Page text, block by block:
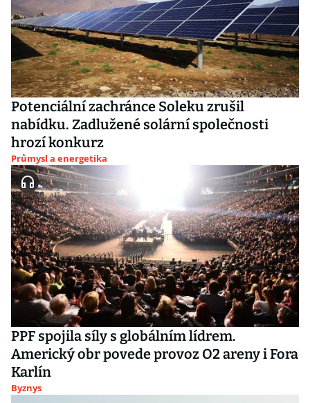
Potenciální zachránce Soleku zrušil
nabídku. Zadlužené solární společnosti
hrozí konkurz
Průmysl a energetika
PPF spojila síly s globálním lídrem.
Americký obr povede provoz O2 areny i Fora
Karlín
Byznys